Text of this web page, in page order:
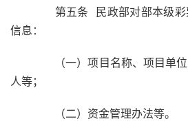
第五条 民政部对部本级彩
信息：
（一）项目名称、项目单位
人等；
（二）资金管理办法等。